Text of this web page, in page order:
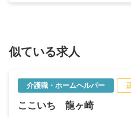
似ている求人
介護職・ホームヘルパー
ここいち 龍ヶ崎